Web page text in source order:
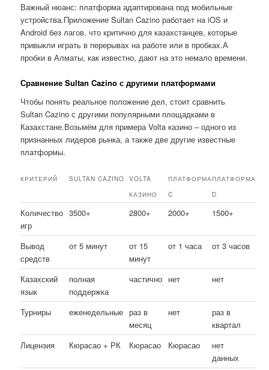
Важный нюанс: платформа адаптирована под мобильные
устройства.Приложение Sultan Cazino работает на iOS и
Android без лагов, что критично для казахстанцев, которые
привыкли играть в перерывах на работе или в пробках.А
пробки в Алматы, как известно, дают на это немало времени.
Сравнение Sultan Cazino с другими платформами
Чтобы понять реальное положение дел, стоит сравнить
Sultan Cazino с другими популярными площадками в
Казахстане.Возьмём для примера Volta казино – одного из
признанных лидеров рынка, а также две другие известные
платформы.
КРИТЕРИЙ SULTAN CAZINO
VOLTA
КАЗИНО
ПЛАТФОРМА
C
ПЛАТФОРМА
D
Количество
игр
3500+ 2800+ 2000+ 1500+
Вывод
средств
от 5 минут
от 15
минут
от 1 часа от 3 часов
Казахский
язык
полная
поддержка
частично нет нет
Турниры еженедельные раз в
месяц
нет
раз в
квартал
Лицензия
Кюрасао + РК Кюрасао Кюрасао
нет
данных